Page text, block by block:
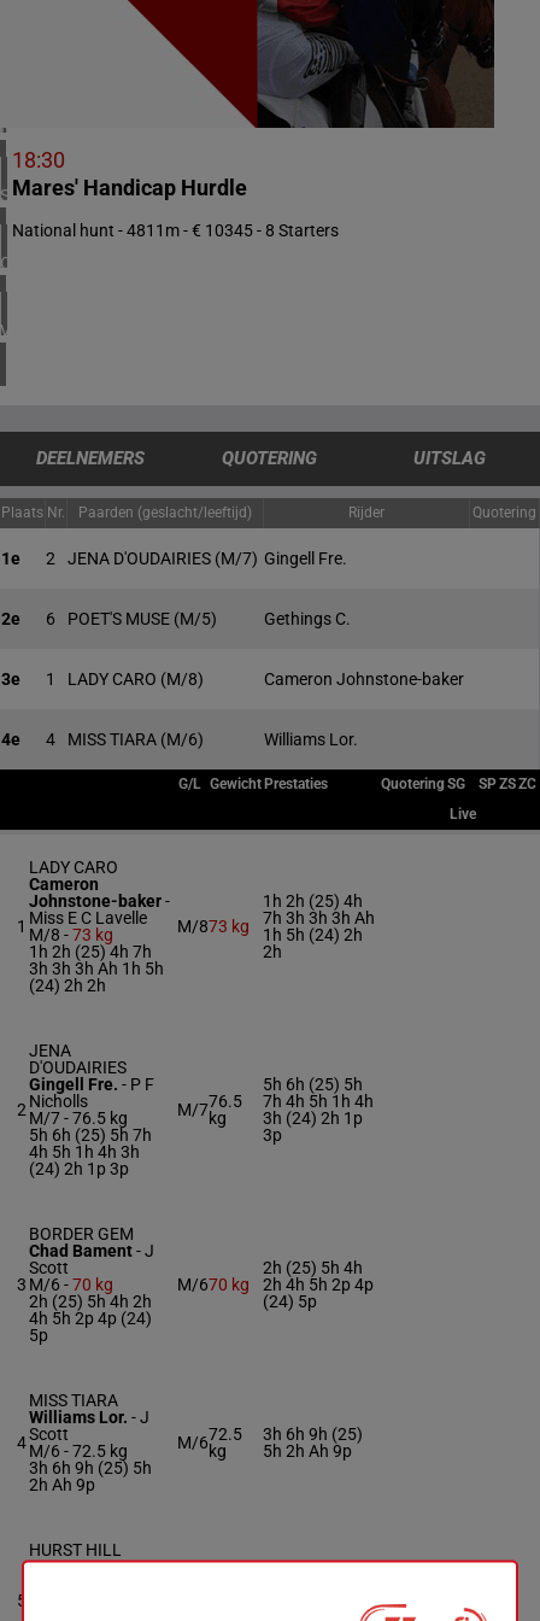
VERENIGD KONINKRIJK
IERLAND
1 meeting(s)
SPANJE
1 meeting(s)
CHILI
1 meeting(s)
VERENIGDE STATEN
4 meeting(s)
18:30
Mares' Handicap Hurdle
National hunt - 4811m - € 10345 - 8 Starters
DEELNEMERS QUOTERING UITSLAG
Plaats Nr. Paarden (geslacht/leeftijd) Rijder Quotering
1e 2 JENA D'OUDAIRIES (M/7) Gingell Fre.
2e 6 POET'S MUSE (M/5) Gethings C.
3e 1 LADY CARO (M/8) Cameron Johnstone-baker
4e 4 MISS TIARA (M/6) Williams Lor.
G/L Gewicht Prestaties QuoteringSG SPZSZC
Live
1
LADY CARO
Cameron
Johnstone-baker-
Miss E C Lavelle
M/8 -73 kg
1h 2h (25) 4h 7h
3h 3h 3h Ah 1h 5h
(24) 2h 2h
M/873 kg
1h 2h (25) 4h
7h 3h 3h 3h Ah
1h 5h (24) 2h
2h
2
JENA
D'OUDAIRIES
Gingell Fre. - P F
Nicholls
M/7 -76.5 kg
5h 6h (25) 5h 7h
4h 5h 1h 4h 3h
(24) 2h 1p 3p
M/776.5
kg
5h 6h (25) 5h
7h 4h 5h 1h 4h
3h (24) 2h 1p
3p
3
BORDER GEM
Chad Bament-J
Scott
M/6 -70 kg
2h (25) 5h 4h 2h
4h 5h 2p 4p (24)
5p
M/670 kg
2h (25) 5h 4h
2h 4h 5h 2p 4p
(24) 5p
4
MISS TIARA
Williams Lor. -J
Scott
M/6 -72.5 kg
3h 6h 9h (25) 5h
2h Ah 9p
M/672.5
kg
3h 6h 9h (25)
5h 2h Ah 9p
5
HURST HILL
Sansom D.-J W